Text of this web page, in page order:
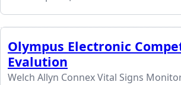
Olympus Electronic
Evalution
Welch Allyn Connex Vital Signs